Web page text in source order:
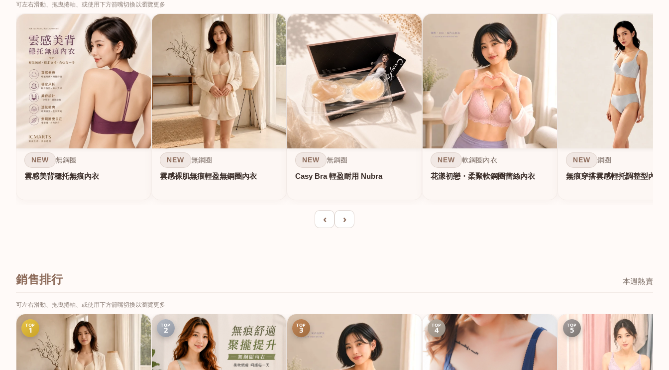
可左右滑動、拖曳捲軸、或使用下方箭嘴切換以瀏覽更多
NEW 無鋼圈
雲感美背穩托無痕內衣
NEW 無鋼圈
雲感裸肌無痕輕盈無鋼圈內衣
NEW 無鋼圈
Casy Bra 輕盈耐用 Nubra
NEW 軟鋼圈內衣
花漾初戀・柔聚軟鋼圈蕾絲內衣
NEW 鋼圈
無痕穿搭雲感輕托調整型內衣
‹ ›
銷售排行 本週熱賣
可左右滑動、拖曳捲軸、或使用下方箭嘴切換以瀏覽更多
TOP
1 TOP
2 TOP
3 TOP
4 TOP
5